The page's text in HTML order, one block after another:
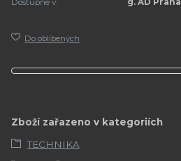
Do oblíbených
Zboží zařazeno v kategoriích
TECHNIKA